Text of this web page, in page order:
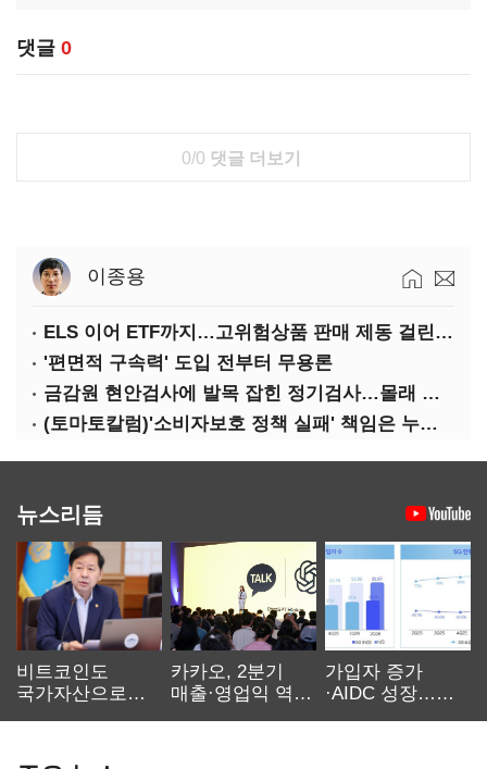
댓글 0
0/0 댓글 더보기
이종용
ELS 이어 ETF까지…고위험상품 판매 제동 걸린 은행
'편면적 구속력' 도입 전부터 무용론
금감원 현안검사에 발목 잡힌 정기검사…몰래 웃는 금융권
(토마토칼럼)'소비자보호 정책 실패' 책임은 누가 지나
뉴스리듬
비트코인도
국가자산으로…'
카카오, 2분기
매출·영업익 역대
가입자 증가
·AIDC 성장…